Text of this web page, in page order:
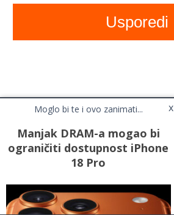
Moglo bi te i ovo zanimati... x
Manjak DRAM-a mogao bi
ograničiti dostupnost iPhone
18 Pro
Top Liste
Cafe Mobil